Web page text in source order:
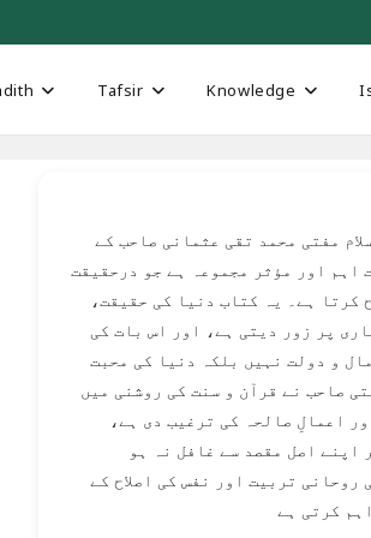
Tafsir Knowledge
مفتی محمد تقی عثمانی صاحب کے
اہم اور مؤثر مجموعہ ہے جو درحقیقت
کرتا ہے۔ یہ کتاب دنیا کی حقیقت،
پر زور دیتی ہے، اور اس بات کی
و دولت نہیں بلکہ دنیا کی محبت
صاحب نے قرآن و سنت کی روشنی میں
اعمالِ صالحہ کی ترغیب دی ہے،
اپنے اصل مقصد سے غافل نہ ہو
تربیت اور نفس کی اصلاح کے
کرتی ہے